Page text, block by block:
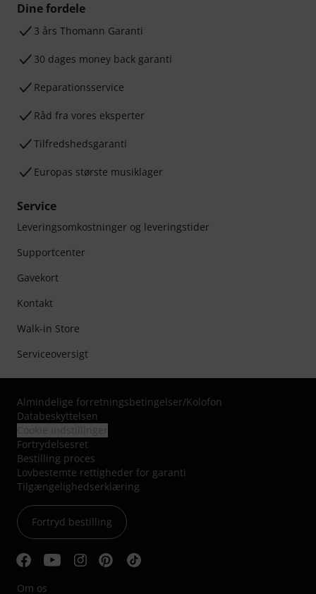
Dine fordele
3 års Thomann Garanti
30 dages money back garanti
Reparationsservice
Råd fra vores eksperter
Tilfredshedsgaranti
Europas største musiklager
Service
Leveringsomkostninger og leveringstider
Supportcenter
Gavekort
Kontakt
Walk-in Store
Serviceoversigt
Almindelige forretningsbetingelser/Kolofon
Databeskyttelsen
Fortrydelsesret
Bestilling proces
Lovbestemte rettigheder for garanti
Tilgængelighedserklæring
Fortryd bestilling
Om os